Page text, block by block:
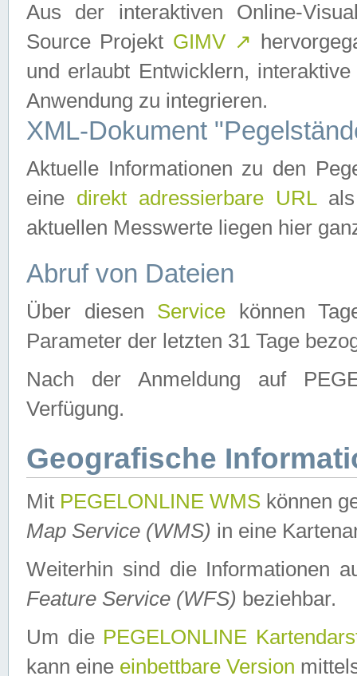
Aus der interaktiven Online-
Source Projekt GIMV ↗
und erlaubt Entwicklern,
Anwendung zu integrieren.
XML-Dokument
Aktuelle Informationen zu den
eine direkt adressierbare URLals
aktuellen Messwerte liegen hier
Abruf von Dateien
Über diesen Service können
Parameter der letzten 31 Tage
Nach der Anmeldung auf
Verfügung.
Geografische
Mit PEGELONLINE WMS können
Map Service (WMS) in eine
Weiterhin sind die Informationen
Feature Service (WFS) beziehbar.
Um die PEGELONLINE
kann eine einbettbare Version